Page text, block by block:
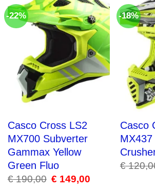
-22%
Casco Cross LS2
MX700 Subverter
Gammax Yellow
Green Fluo
€190,00 Il
prezzo
€ 149,00
-18%
Casco
€